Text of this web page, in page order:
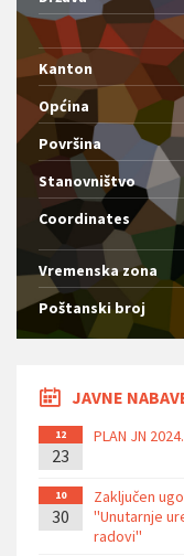
Kanton
Općina
Površina
Stanovništvo
Coordinates
Vremenska zona
Poštanski broj
JAVNE
12
23
PLAN JN 2024.
10
30
Zaključen
''Unutarnje
radovi''